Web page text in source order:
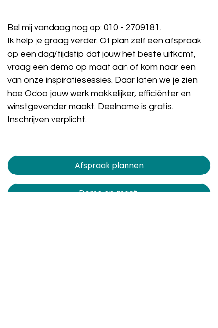
Bel mij vandaag nog op: 010 - 2709181 .
Ik help je graag verder. Of plan zelf een afspraak
op een dag/tijdstip dat jouw het beste uitkomt,
vraag een demo op maat aan of kom naar een
van onze inspiratiesessies. Daar laten we je zien
hoe Odoo jouw werk makkelijker, efficiënter en
winstgevender maakt. Deelname is gratis.
Inschrijven verplicht.
Afspraak plannen​​​​
Demo op maat